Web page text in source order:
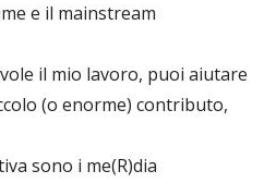
e il mainstream
il mio lavoro, puoi aiutare
(o enorme) contributo,
sono i me(R)dia